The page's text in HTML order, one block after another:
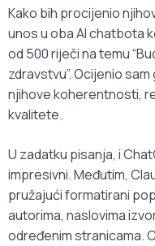
Kako bih procijenio
unos u oba AI chatbota
od 500 riječi na temu
zdravstvu”. Ocijenio
njihove koherentnosti,
kvalitete.
U zadatku pisanja, i
impresivni. Međutim,
pružajući formatirani
autorima, naslovima
određenim stranicama.